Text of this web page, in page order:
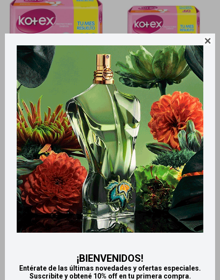

¡BIENVENIDOS!
Entérate de las últimas novedades y ofertas especiales.
Suscribite y obtené 10% off en tu primera compra.
HOY
Llega en2 HS
Kotex Protectores diarios
x100 - Esencial
$ 305
LlegaHOY
Llega en2 HS
Protectores Diarios Kotex
Esencial 60 Unidades
$ 229